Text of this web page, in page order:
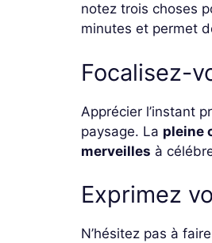
notez trois choses
minutes et permet
Focalisez-
Apprécier l’instant
paysage. La pleine
merveilles à
Exprimez
N’hésitez pas à